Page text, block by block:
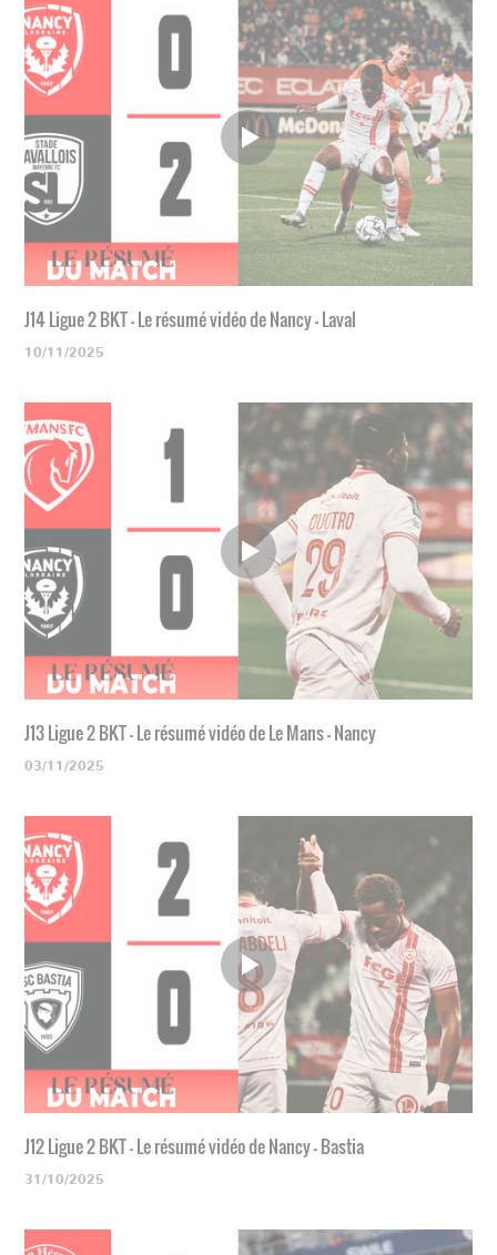
J14 Ligue 2 BKT - Le résumé vidéo de Nancy - Laval
10/11/2025
J13 Ligue 2 BKT - Le résumé vidéo de Le Mans - Nancy
03/11/2025
J12 Ligue 2 BKT - Le résumé vidéo de Nancy - Bastia
31/10/2025